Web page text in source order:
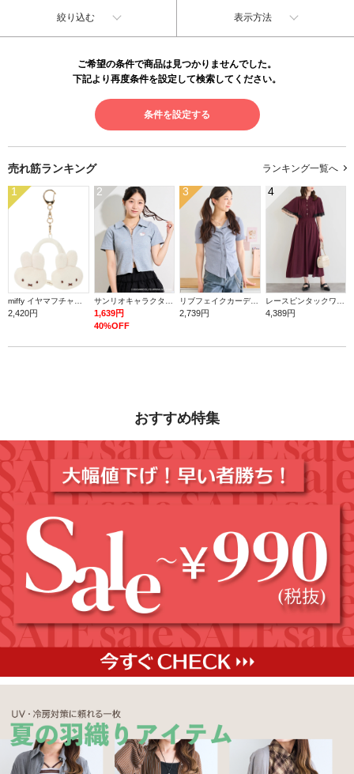
絞り込む 表示方法
ご希望の条件で商品は見つかりませんでした。
下記より再度条件を設定して検索してください。
条件を設定する
売れ筋ランキング ランキング一覧へ
1
miffy イヤマフチャーム ミッフィー【ミッフィー】
2,420円
2
サンリオキャラクターズ ダブルZIPラメトップス
1,639円
40%OFF
3
リブフェイクカーディガン
2,739円
4
レースピンタックワンピース
4,389円
おすすめ特集